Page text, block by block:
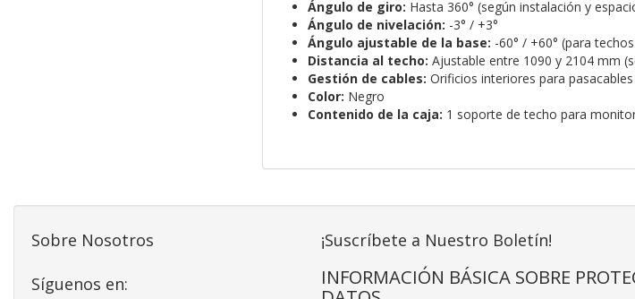
Ángulo de giro: Hasta 360° (según instalación y
Ángulo de nivelación: -3° / +3°
Ángulo ajustable de la base: -60° / +60° (para
Distancia al techo: Ajustable entre 1090 y 2104 mm
Gestión de cables: Orificios interiores para pasacables
Color: Negro
Contenido de la caja: 1 soporte de techo para
Sobre Nosotros
Síguenos en:
¡Suscríbete a Nuestro Boletín!
INFORMACIÓN BÁSICA SOBRE